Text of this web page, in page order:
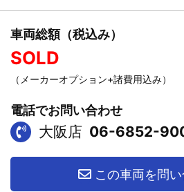
車両総額（税込み）
SOLD
（メーカーオプション+諸費用込み）
電話でお問い合わせ
大阪店 06-6852-
この車両を問